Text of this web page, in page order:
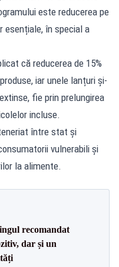
este reducerea pe
esențiale, în special a
că reducerea de 15%
iar unele lanțuri și-
fie prin prelungirea
incluse.
între stat și
vulnerabili și
la alimente.
recomandat
dar și un